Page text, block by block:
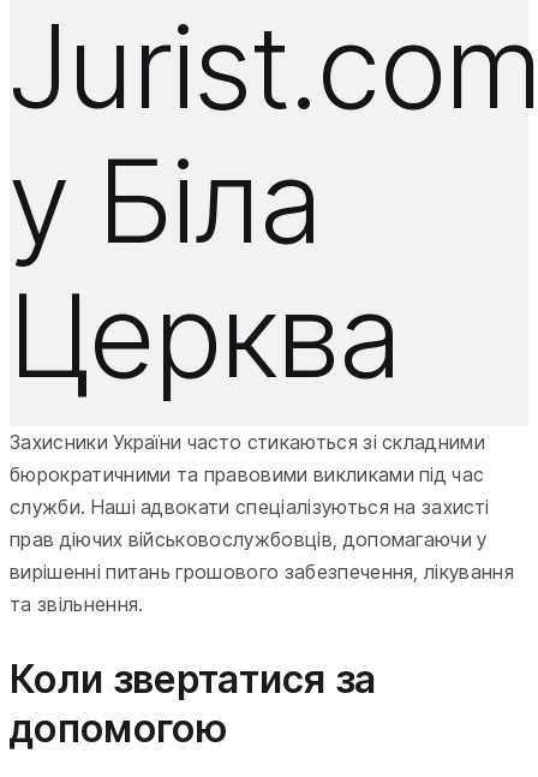
у Біла
Церква
Захисники України часто стикаються зі складними
бюрократичними та правовими викликами під час
служби. Наші адвокати спеціалізуються на захисті
прав діючих військовослужбовців, допомагаючи у
вирішенні питань грошового забезпечення, лікування
та звільнення.
Коли звертатися за
допомогою